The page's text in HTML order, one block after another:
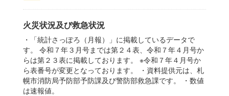
火災状況及び救急状況
・「統計さっぽろ（月報）」に掲載しているデータで
す。 令和７年３月号までは第２４表、令和７年４月号か
らは第２３表に掲載しております。 ※令和７年４月号か
ら表番号が変更となっております。 ・資料提供元は、札
幌市消防局予防部予防課及び警防部救急課です。 ・数値
は速報値。